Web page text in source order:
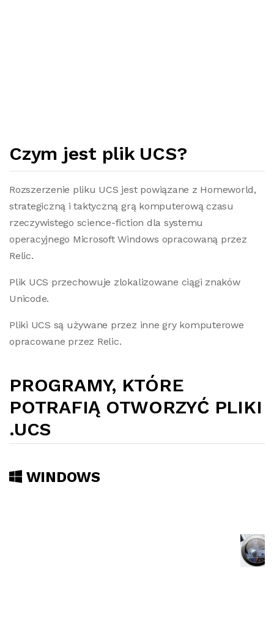
Czym jest plik UCS?
Rozszerzenie pliku UCS jest powiązane z Homeworld,
strategiczną i taktyczną grą komputerową czasu
rzeczywistego science-fiction dla systemu
operacyjnego Microsoft Windows opracowaną przez
Relic.
Plik UCS przechowuje zlokalizowane ciągi znaków
Unicode.
Pliki UCS są używane przez inne gry komputerowe
opracowane przez Relic.
PROGRAMY, KTÓRE
POTRAFIĄ OTWORZYĆ PLIKI
.UCS
WINDOWS